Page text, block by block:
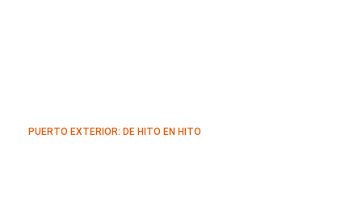
PUERTO EXTERIOR: DE HITO EN HITO